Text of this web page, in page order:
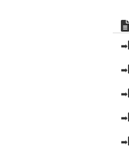
➡️
➡️
➡️
➡️
➡️